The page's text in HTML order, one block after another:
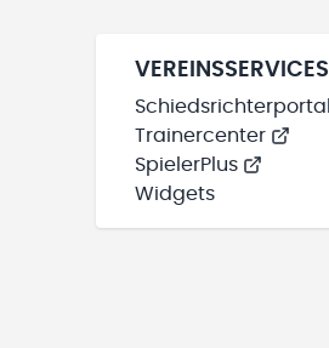
VEREINSSERVICES
Schiedsrichterportal
Trainercenter
SpielerPlus
Widgets